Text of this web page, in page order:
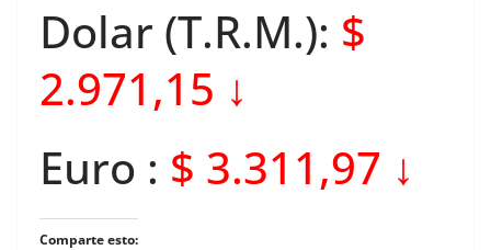
Dolar (T.R.M.): $
2.971,15 ↓
Euro : $ 3.311,97 ↓
Comparte esto: